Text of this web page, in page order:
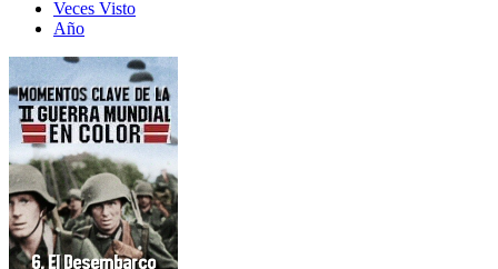
Veces Visto
Año